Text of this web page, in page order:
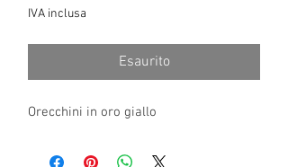
IVA inclusa
Esaurito
Orecchini in oro giallo